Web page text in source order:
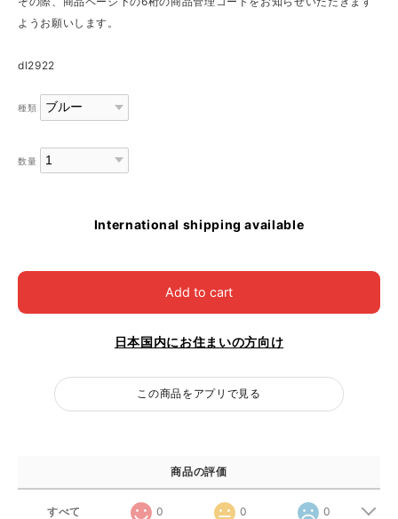
ようお願いします。
dl2922
種類
数量
International shipping available
Add to cart
日本国内にお住まいの方向け
この商品をアプリで見る
商品の評価
すべて 0 0 0